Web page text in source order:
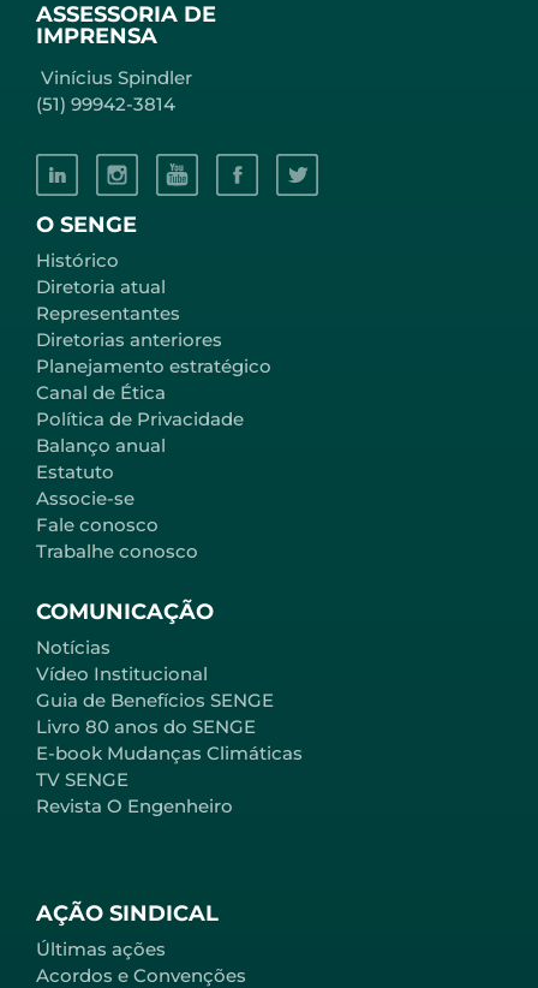
AÇÃO SINDICAL
Últimas ações
Acordos e Convenções
O SENGE
Histórico
Diretoria atual
Representantes
Diretorias anteriores
Planejamento estratégico
Canal de Ética
Política de Privacidade
Balanço anual
Estatuto
Associe-se
Fale conosco
Trabalhe conosco
COMUNICAÇÃO
Notícias
Vídeo Institucional
Guia de Benefícios SENGE
Livro 80 anos do SENGE
E-book Mudanças Climáticas
TV SENGE
Revista O Engenheiro
ASSESSORIA DE
IMPRENSA
Vinícius Spindler
(51) 99942-3814